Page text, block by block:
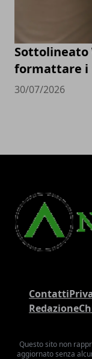
Sottolineato
formattare i
30/07/2026
Contatti
Redazione
Questo sito non
aggiornato senza